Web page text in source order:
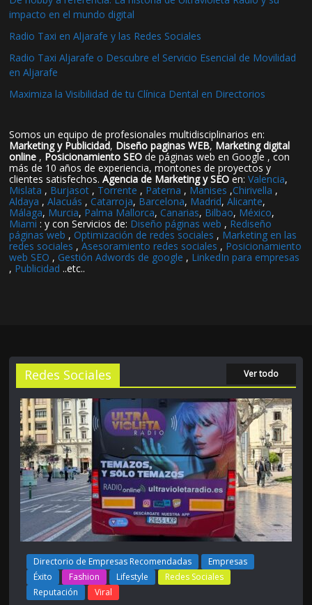
impacto en el mundo digital
Radio Taxi en Aljarafe y las Redes Sociales
Radio Taxi Aljarafe o Descubre el Servicio Esencial de Movilidad
en Aljarafe
Maximiza la Visibilidad de tu Clínica Dental en Directorios
Somos un equipo de profesionales multidisciplinarios en:
Marketing y Publicidad, Diseño paginas WEB, Marketing digital
online , Posicionamiento SEO de páginas web en Google , con
más de 10 años de experiencia, montones de proyectos y
clientes satisfechos.Agencia de Marketing y SEO en:Valencia,
Mislata , Burjasot , Torrente , Paterna , Manises ,Chirivella ,
Aldaya ,Alacuás , Catarroja, Barcelona, Madrid,Alicante,
Málaga, Murcia, Palma Mallorca, Canarias, Bilbao, México,
Miami : y con Servicios de: Diseño páginas web , Rediseño
páginas web , Optimización de redes sociales , Marketing en las
redes sociales ,Asesoramiento redes sociales , Posicionamiento
web SEO , Gestión Adwords de google , LinkedIn para empresas
, Publicidad ..etc..
Redes Sociales Ver todo
Directorio de Empresas Recomendadas
Empresas
Éxito
Fashion Lifestyle
Redes Sociales
Reputación
Viral